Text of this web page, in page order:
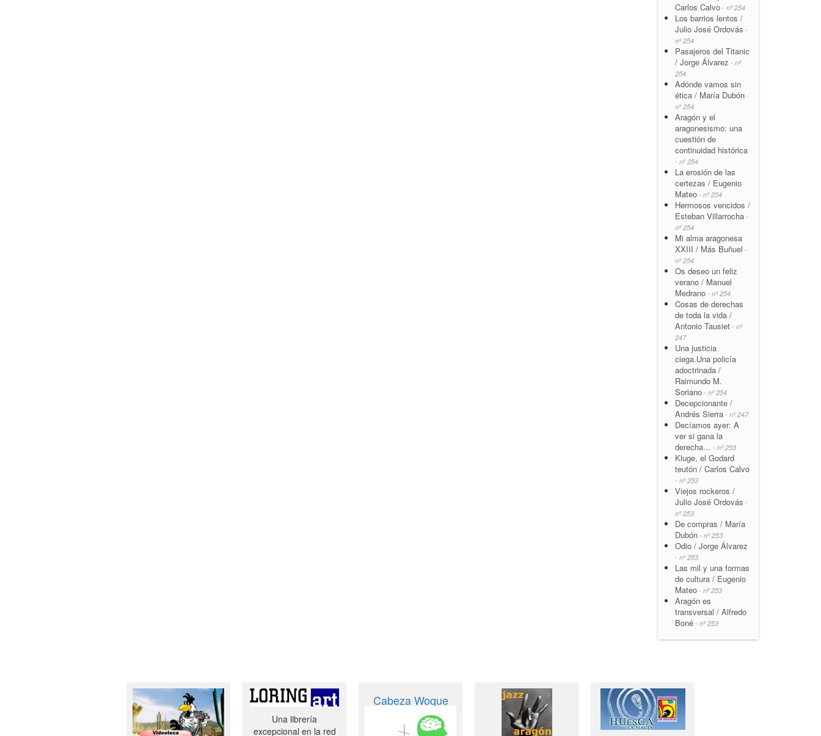
Carlos Calvo - nº 254
Los barrios lentos /
Julio José Ordovás -
nº 254
Pasajeros del Titanic
/ Jorge Álvarez - nº
254
Adónde vamos sin
ética / María Dubón -
nº 254
Aragón y el
aragonesismo: una
cuestión de
continuidad histórica
- nº 254
La erosión de las
certezas / Eugenio
Mateo - nº 254
Hermosos vencidos /
Esteban Villarrocha -
nº 254
Mi alma aragonesa
XXIII / Más Buñuel -
nº 254
Os deseo un feliz
verano / Manuel
Medrano - nº 254
Cosas de derechas
de toda la vida /
Antonio Tausiet - nº
247
Una justicia
ciega.Una policía
adoctrinada /
Raimundo M.
Soriano - nº 254
Decepcionante /
Andrés Sierra - nº 247
Decíamos ayer: A
ver si gana la
derecha… - nº 253
Kluge, el Godard
teutón / Carlos Calvo
- nº 253
Viejos rockeros /
Julio José Ordovás -
nº 253
De compras / María
Dubón - nº 253
Odio / Jorge Álvarez
- nº 253
Las mil y una formas
de cultura / Eugenio
Mateo - nº 253
Aragón es
transversal / Alfredo
Boné - nº 253
Una librería
excepcional en la red
Cabeza Woque